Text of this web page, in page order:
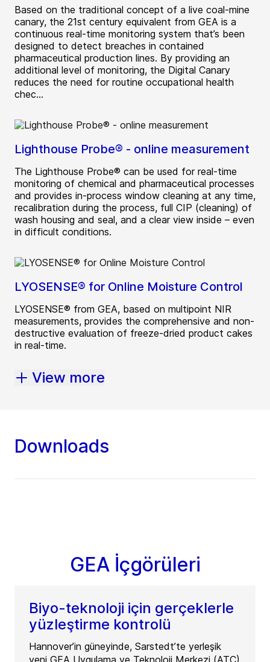
Based on the traditional concept of a live coal-mine
canary, the 21st century equivalent from GEA is a
continuous real-time monitoring system that’s been
designed to detect breaches in contained
pharmaceutical production lines. By providing an
additional level of monitoring, the Digital Canary
reduces the need for routine occupational health
chec...
Lighthouse Probe® - online measurement
The Lighthouse Probe® can be used for real-time
monitoring of chemical and pharmaceutical processes
and provides in-process window cleaning at any time,
recalibration during the process, full CIP (cleaning) of
wash housing and seal, and a clear view inside – even
in difficult conditions.
LYOSENSE® for Online Moisture Control
LYOSENSE® from GEA, based on multipoint NIR
measurements, provides the comprehensive and non-
destructive evaluation of freeze-dried product cakes
in real-time.
View more
Downloads
GEA İçgörüleri
Biyo-teknoloji için gerçeklerle
yüzleştirme kontrolü
Hannover’in güneyinde, Sarstedt’te yerleşik